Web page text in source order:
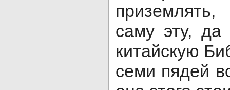
саму эту, да
китайскую
семи пядей